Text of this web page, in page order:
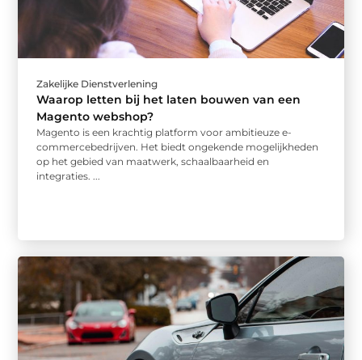
Zakelijke Dienstverlening
Waarop letten bij het laten bouwen van een
Magento webshop?
Magento is een krachtig platform voor ambitieuze e-
commercebedrijven. Het biedt ongekende mogelijkheden
op het gebied van maatwerk, schaalbaarheid en
integraties. ...